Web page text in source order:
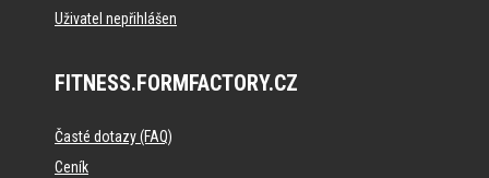
Uživatel nepřihlášen
FITNESS.FORMFACTORY.CZ
Časté dotazy (FAQ)
Ceník